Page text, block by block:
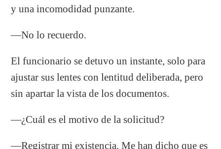
y una incomodidad punzante.
—No lo recuerdo.
El funcionario se detuvo un instante, solo para
ajustar sus lentes con lentitud deliberada, pero
sin apartar la vista de los documentos.
—¿Cuál es el motivo de la solicitud?
—Registrar mi existencia. Me han dicho que es